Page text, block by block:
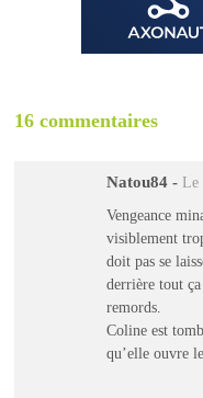
16 commentaires
Natou84 - Le
Vengeance
visiblement
doit pas se
derrière tout ça
remords.
Coline est
qu’elle ouvre